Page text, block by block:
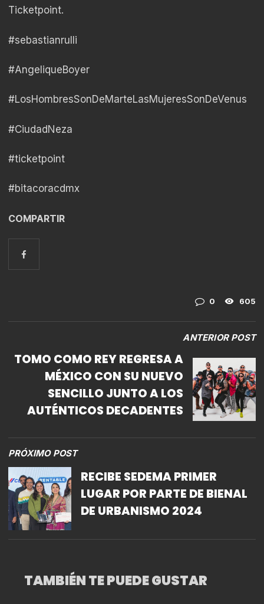
Ticketpoint.
#sebastianrulli
#AngeliqueBoyer
#LosHombresSonDeMarteLasMujeresSonDeVenus
#CiudadNeza
#ticketpoint
#bitacoracdmx
COMPARTIR
0 605
ANTERIOR POST
TOMO COMO REY REGRESA A
MÉXICO CON SU NUEVO
SENCILLO JUNTO A LOS
AUTÉNTICOS DECADENTES
PRÓXIMO POST
RECIBE SEDEMA PRIMER
LUGAR POR PARTE DE BIENAL
DE URBANISMO 2024
TAMBIÉN TE PUEDE GUSTAR